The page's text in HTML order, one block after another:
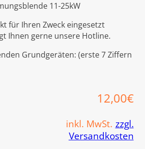
11-25kW
für Ihren Zweck eingesetzt
Ihnen gerne unsere Hotline.
Grundgeräten: (erste 7 Ziffern
12,00€
inkl. MwSt. zzgl.
Versandkosten